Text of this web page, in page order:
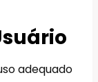
adequado